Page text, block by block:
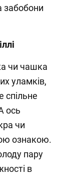
забобони
чи чашка
уламків,
спільне
ось
чи
ознакою.
пару
в